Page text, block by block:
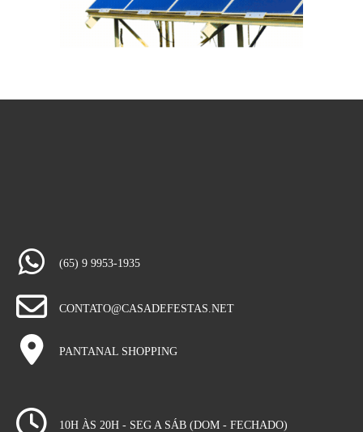
(65) 9 9953-1935
CONTATO@CASADEFESTAS.NET
PANTANAL SHOPPING
10H ÀS 20H - SEG A SÁB (DOM - FECHADO)